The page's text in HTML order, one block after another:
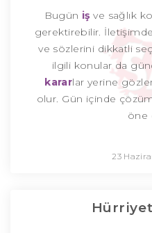
Bugün işve sağlık
gerektirebilir.
ve sözlerini dikkatli
ilgili konular da
kararlar yerine
olur. Gün içinde
öne
23